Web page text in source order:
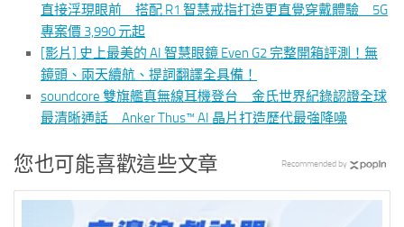
直接浮現眼前 搭配 R1 智慧戒指打造更直覺穿戴體驗 5G
專案價 3,990 元起
[影片] 史上最美的 AI 智慧眼鏡 Even G2 完整開箱評測！無
鏡頭、兩天續航、提詞翻譯全具備！
soundcore 雙旗艦真無線耳機登台 金氏世界紀錄認證全球
最清晰通話 Anker Thus™ AI 晶片打造歷代最強降噪
您也可能喜歡這些文章 Recommended by